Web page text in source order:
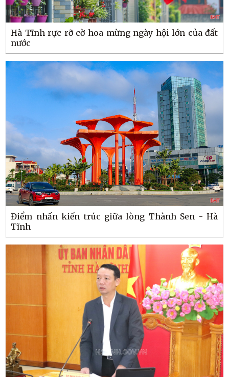
Hà Tĩnh rực rỡ cờ hoa mừng ngày hội lớn của đất
nước
Điểm nhấn kiến trúc giữa lòng Thành Sen - Hà
Tĩnh